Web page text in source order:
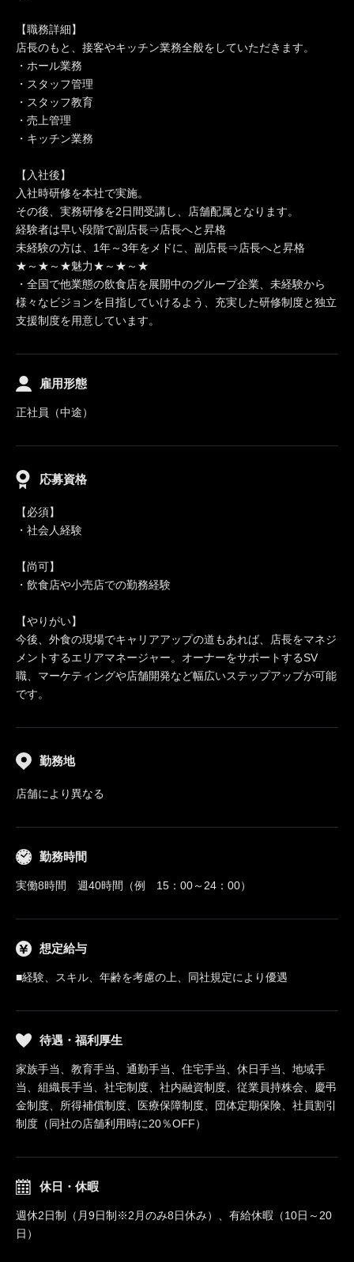
【職務詳細】
店長のもと、接客やキッチン業務全般をしていただきます。
・ホール業務
・スタッフ管理
・スタッフ教育
・売上管理
・キッチン業務
【入社後】
入社時研修を本社で実施。
その後、実務研修を2日間受講し、店舗配属となります。
経験者は早い段階で副店長⇒店長へと昇格
未経験の方は、1年～3年をメドに、副店長⇒店長へと昇格
★～★～★魅力★～★～★
・全国で他業態の飲食店を展開中のグループ企業、未経験から
様々なビジョンを目指していけるよう、充実した研修制度と独立
支援制度を用意しています。
雇用形態
正社員（中途）
応募資格
【必須】
・社会人経験
【尚可】
・飲食店や小売店での勤務経験
【やりがい】
今後、外食の現場でキャリアアップの道もあれば、店長をマネジ
メントするエリアマネージャー。オーナーをサポートするSV
職、マーケティングや店舗開発など幅広いステップアップが可能
です。
勤務地
店舗により異なる
勤務時間
実働8時間 週40時間（例 15：00～24：00）
想定給与
■経験、スキル、年齢を考慮の上、同社規定により優遇
待遇・福利厚生
家族手当、教育手当、通勤手当、住宅手当、休日手当、地域手
当、組織長手当、社宅制度、社内融資制度、従業員持株会、慶弔
金制度、所得補償制度、医療保障制度、団体定期保険、社員割引
制度（同社の店舗利用時に20％OFF）
休日・休暇
週休2日制（月9日制※2月のみ8日休み）、有給休暇（10日～20
日）